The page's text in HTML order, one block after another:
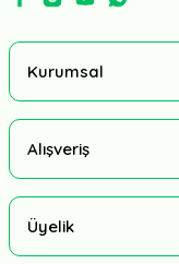
Kurumsal
Alışveriş
Üyelik